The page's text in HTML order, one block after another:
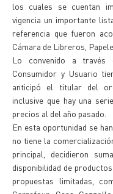
los cuales se cuentan
vigencia un importante
referencia que fueron
Cámara de Libreros,
Lo convenido a través
Consumidor y Usuario
anticipó el titular del
inclusive que hay una
precios al del año pasado.
En esta oportunidad se
no tiene la
principal, decidieron
disponibilidad de
propuestas limitadas,